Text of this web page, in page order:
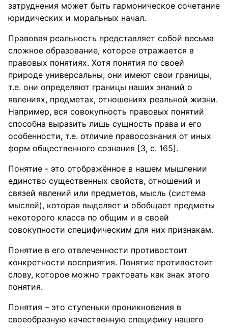
затруднения может быть гармоническое сочетание
юридических и моральных начал.
Правовая реальность представляет собой весьма
сложное образование, которое отражается в
правовых понятиях. Хотя понятия по своей
природе универсальны, они имеют свои границы,
т.е. они определяют границы наших знаний о
явлениях, предметах, отношениях реальной жизни.
Например, вся совокупность правовых понятий
способна выразить лишь сущность права и его
особенности, т.е. отличие правосознания от иных
форм общественного сознания [3, с. 165].
Понятие - это отображённое в нашем мышлении
единство существенных свойств, отношений и
связей явлений или предметов, мысль (система
мыслей), которая выделяет и обобщает предметы
некоторого класса по общим и в своей
совокупности специфическим для них признакам.
Понятие в его отвлеченности противостоит
конкретности восприятия. Понятие противостоит
слову, которое можно трактовать как знак этого
понятия.
Понятия – это ступеньки проникновения в
своеобразную качественную специфику нашего